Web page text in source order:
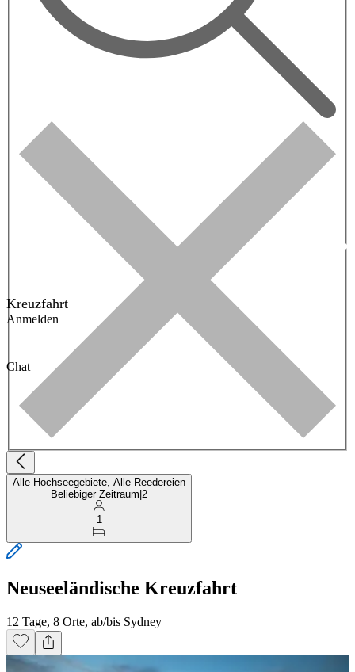
Kreuzfahrt
Anmelden
Chat
Alle Hochseegebiete, Alle Reedereien
Beliebiger Zeitraum 2
1
Neuseeländische Kreuzfahrt
12 Tage, 8 Orte, ab/bis Sydney